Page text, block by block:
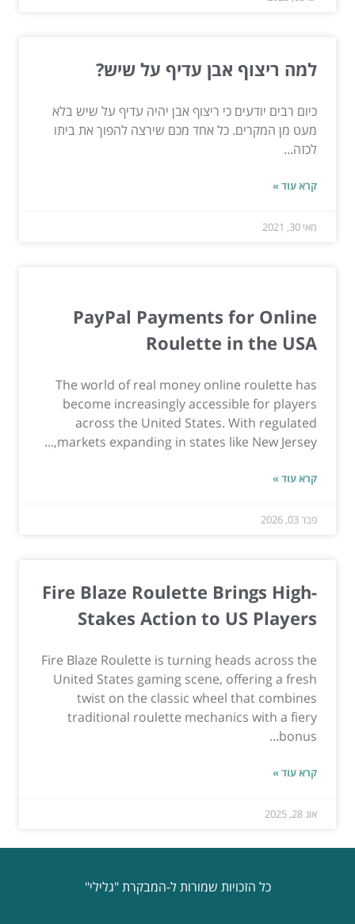
למה ריצוף אבן עדיף על שיש?
כיום רבים יודעים כי ריצוף אבן יהיה עדיף על שיש בלא
מעט מן המקרים. כל אחד מכם שירצה להפוך את ביתו
לכזה...
קרא עוד »
מאי 30, 2021
PayPal Payments for Online
Roulette in the USA
The world of real money online roulette has
become increasingly accessible for players
across the United States. With regulated
markets expanding in states like New Jersey,...
קרא עוד »
פבר 03, 2026
Fire Blaze Roulette Brings High-
Stakes Action to US Players
Fire Blaze Roulette is turning heads across the
United States gaming scene, offering a fresh
twist on the classic wheel that combines
traditional roulette mechanics with a fiery
bonus...
קרא עוד »
אוג 28, 2025
כל הזכויות שמורות ל-המבקרת "גלילי"